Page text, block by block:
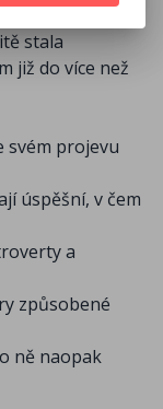
roku 2012 a
stala
již do více než
svém projevu
úspěšní, v čem
a
způsobené
ně naopak